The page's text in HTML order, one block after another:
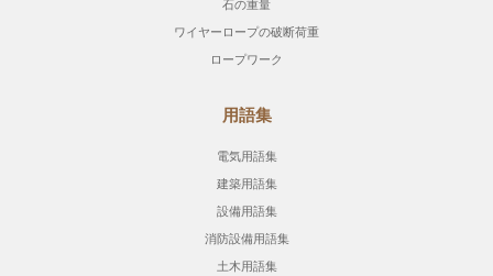
石の重量
ワイヤーロープの破断荷重
ロープワーク
用語集
電気用語集
建築用語集
設備用語集
消防設備用語集
土木用語集